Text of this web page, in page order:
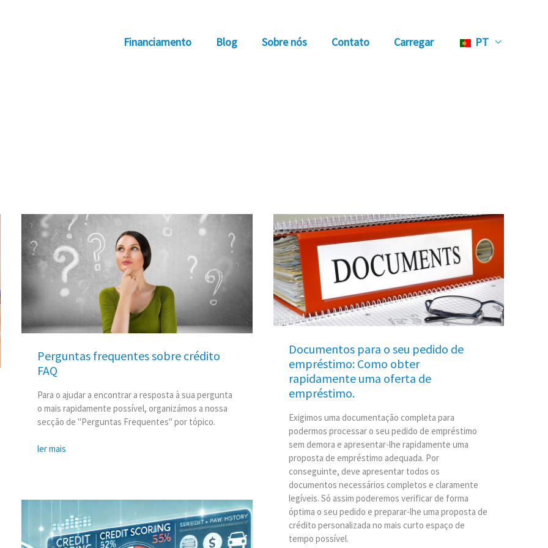
Financiamento Blog Sobre nós Contato Carregar PT
Perguntas frequentes sobre crédito
FAQ
Para o ajudar a encontrar a resposta à sua pergunta
o mais rapidamente possível, organizámos a nossa
secção de "Perguntas Frequentes" por tópico.
Perguntas
frequentes
sobre
crédito
ler mais
Documentos para o seu pedido de
empréstimo: Como obter
rapidamente uma oferta de
empréstimo.
Exigimos uma documentação completa para
podermos processar o seu pedido de empréstimo
sem demora e apresentar-lhe rapidamente uma
proposta de empréstimo adequada. Por
conseguinte, deve apresentar todos os
documentos necessários completos e claramente
legíveis. Só assim poderemos verificar de forma
óptima o seu pedido e preparar-lhe uma proposta de
crédito personalizada no mais curto espaço de
tempo possível.
Documentos
para
o
seu
pedido
de
empréstimo:
Como
obter
rapidamente
uma
oferta
de
Diferentes
estratégias